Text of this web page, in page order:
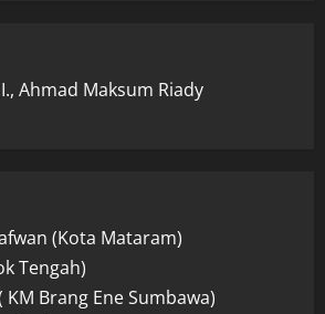
Ahmad Maksum Riady
(Kota Mataram)
Tengah)
Brang Ene Sumbawa)